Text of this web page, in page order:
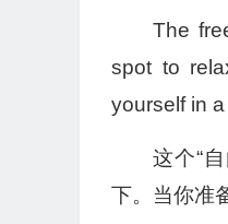
The
spot to
yourself in
这个“
下。当你准